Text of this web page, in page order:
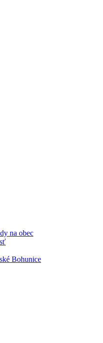
na obec
Bohunice